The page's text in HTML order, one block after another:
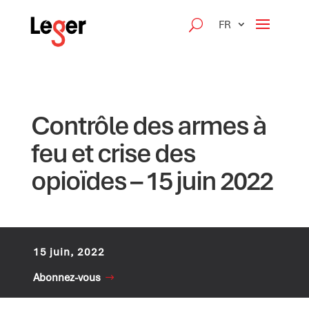
FR
Contrôle des armes à
feu et crise des
opioïdes – 15 juin 2022
15 juin, 2022
Abonnez-vous